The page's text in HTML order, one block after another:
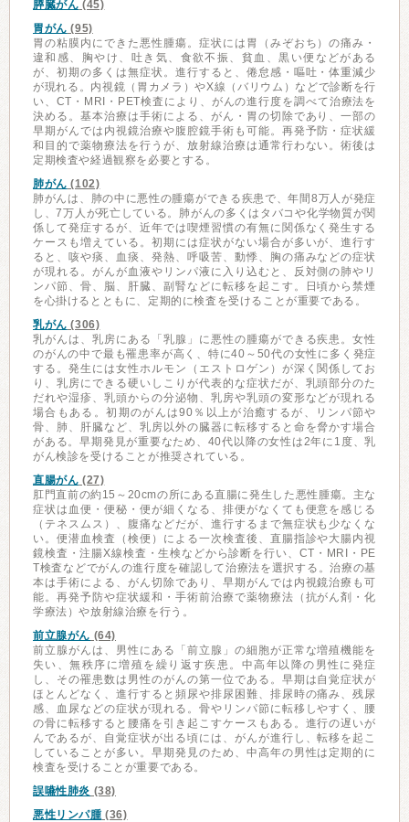
膵臓がん (45)
胃がん (95)
胃の粘膜内にできた悪性腫瘍。症状には胃（みぞおち）の痛み・
違和感、胸やけ、吐き気、食欲不振、貧血、黒い便などがある
が、初期の多くは無症状。進行すると、倦怠感・嘔吐・体重減少
が現れる。内視鏡（胃カメラ）やX線（バリウム）などで診断を行
い、CT・MRI・PET検査により、がんの進行度を調べて治療法を
決める。基本治療は手術による、がん・胃の切除であり、一部の
早期がんでは内視鏡治療や腹腔鏡手術も可能。再発予防・症状緩
和目的で薬物療法を行うが、放射線治療は通常行わない。術後は
定期検査や経過観察を必要とする。
肺がん (102)
肺がんは、肺の中に悪性の腫瘍ができる疾患で、年間8万人が発症
し、7万人が死亡している。肺がんの多くはタバコや化学物質が関
係して発症するが、近年では喫煙習慣の有無に関係なく発生する
ケースも増えている。初期には症状がない場合が多いが、進行す
ると、咳や痰、血痰、発熱、呼吸苦、動悸、胸の痛みなどの症状
が現れる。がんが血液やリンパ液に入り込むと、反対側の肺やリ
ンパ節、骨、脳、肝臓、副腎などに転移を起こす。日頃から禁煙
を心掛けるとともに、定期的に検査を受けることが重要である。
乳がん (306)
乳がんは、乳房にある「乳腺」に悪性の腫瘍ができる疾患。女性
のがんの中で最も罹患率が高く、特に40～50代の女性に多く発症
する。発生には女性ホルモン（エストロゲン）が深く関係してお
り、乳房にできる硬いしこりが代表的な症状だが、乳頭部分のた
だれや湿疹、乳頭からの分泌物、乳房や乳頭の変形などが現れる
場合もある。初期のがんは90％以上が治癒するが、リンパ節や
骨、肺、肝臓など、乳房以外の臓器に転移すると命を脅かす場合
がある。早期発見が重要なため、40代以降の女性は2年に1度、乳
がん検診を受けることが推奨されている。
直腸がん (27)
肛門直前の約15～20cmの所にある直腸に発生した悪性腫瘍。主な
症状は血便・便秘・便が細くなる、排便がなくても便意を感じる
（テネスムス）、腹痛などだが、進行するまで無症状も少なくな
い。便潜血検査（検便）による一次検査後、直腸指診や大腸内視
鏡検査・注腸X線検査・生検などから診断を行い、CT・MRI・PE
T検査などでがんの進行度を確認して治療法を選択する。治療の基
本は手術による、がん切除であり、早期がんでは内視鏡治療も可
能。再発予防や症状緩和・手術前治療で薬物療法（抗がん剤・化
学療法）や放射線治療を行う。
前立腺がん (64)
前立腺がんは、男性にある「前立腺」の細胞が正常な増殖機能を
失い、無秩序に増殖を繰り返す疾患。中高年以降の男性に発症
し、その罹患数は男性のがんの第一位である。早期は自覚症状が
ほとんどなく、進行すると頻尿や排尿困難、排尿時の痛み、残尿
感、血尿などの症状が現れる。骨やリンパ節に転移しやすく、腰
の骨に転移すると腰痛を引き起こすケースもある。進行の遅いが
んであるが、自覚症状が出る頃には、がんが進行し、転移を起こ
していることが多い。早期発見のため、中高年の男性は定期的に
検査を受けることが重要である。
誤嚥性肺炎 (38)
悪性リンパ腫(36)